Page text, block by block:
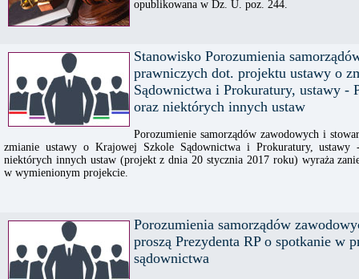
opublikowana w Dz. U. poz. 244.
Stanowisko Porozumienia
prawniczych dot. projektu ustawy o
Sądownictwa i Prokuratury, ustawy -
oraz niektórych innych ustaw
Porozumienie samorządów zawodowych i
zmianie ustawy o Krajowej Szkole Sądownictwa i Prokuratury, ustawy
niektórych innych ustaw (projekt z dnia 20 stycznia 2017 roku) wyraża
w wymienionym projekcie.
Porozumienia samorządów
proszą Prezydenta RP o spotkanie w
sądownictwa